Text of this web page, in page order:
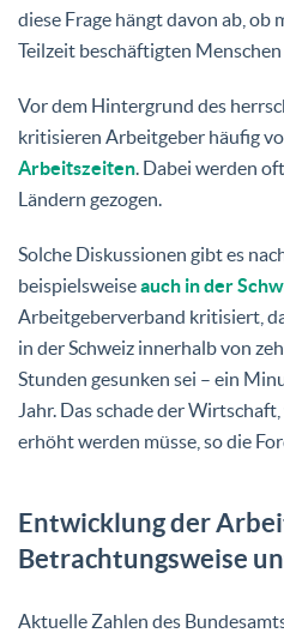
diese Frage hängt davon ab, ob
Teilzeit beschäftigten
Vor dem Hintergrund des
kritisieren Arbeitgeber häufig
Arbeitszeiten. Dabei werden
Ländern gezogen.
Solche Diskussionen gibt es
beispielsweiseauch in der
Arbeitgeberverband kritisiert,
in der Schweiz innerhalb von
Stunden gesunken sei – ein
Jahr. Das schade der
erhöht werden müsse, so die
Entwicklung der
Betrachtungsweise
Aktuelle Zahlen des